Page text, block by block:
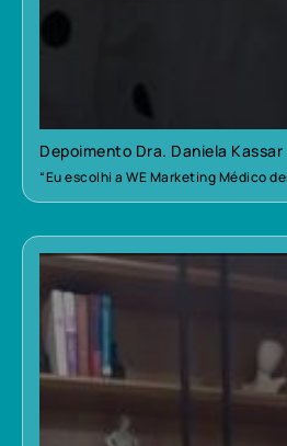
Depoimento Dra. Daniela
“Eu escolhi a WE Marketing Médico